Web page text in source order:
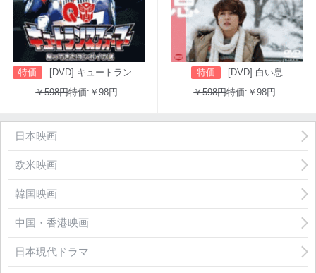
特価
[DVD] キュートランスフォーマー 帰ってきたコンボイの謎
￥598円特価:￥98円
特価
[DVD] 白い息
￥598円特価:￥98円
日本映画
欧米映画
韓国映画
中国・香港映画
日本現代ドラマ